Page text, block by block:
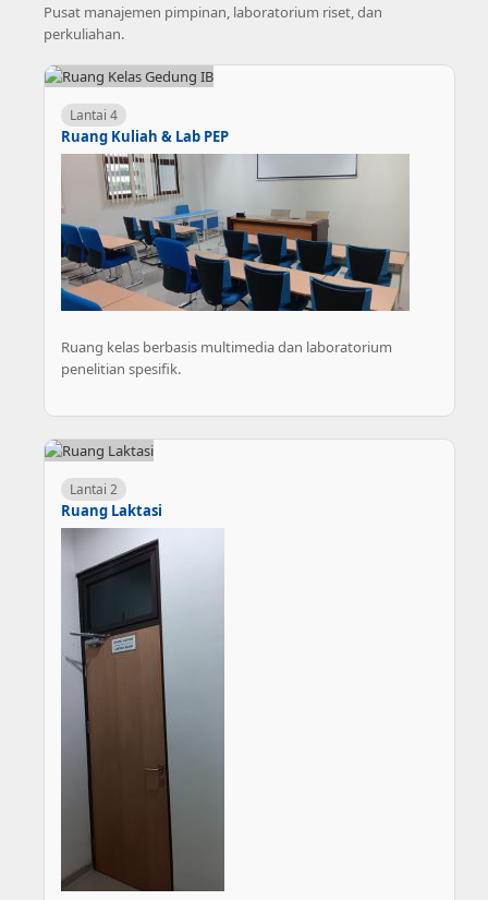
Pusat manajemen pimpinan, laboratorium riset, dan
perkuliahan.
Lantai 4
Ruang Kuliah & Lab PEP
Ruang kelas berbasis multimedia dan laboratorium
penelitian spesifik.
Lantai 2
Ruang Laktasi